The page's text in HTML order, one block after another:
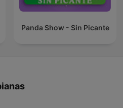
Panda Show - Sin Picante